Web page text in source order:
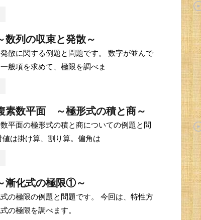
列の収束と発散～
散に関する例題と問題です。 数字が並んで
般項を求めて、極限を調べま
数平面 ～極形式の積と商～
平面の極形式の積と商についての例題と問
値は掛け算、割り算。偏角は
化式の極限①～
の極限の例題と問題です。 今回は、特性方
の極限を調べます。